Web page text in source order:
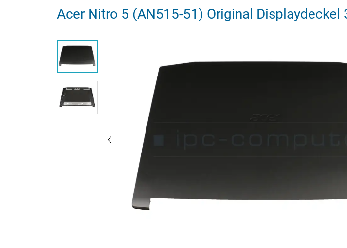
Acer Nitro 5 (AN515-51) Original